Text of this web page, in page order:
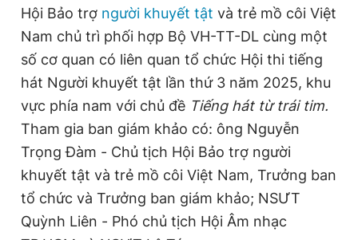
Tổng biên tập: Nguyễn Ngọc Toàn
Phó tổng biên tập thường trực: Hải Thành
Phó tổng biên tập: Trần Việt Hưng
Tổng thư ký tòa soạn: Đức Trung
Giấy phép xuất bản số 110/GP - BTTTT cấp ngày 24.3.2020
© 2003-2026 Bản quyền thuộc về Báo Thanh Niên. Cấm sao
chép dưới mọi hình thức nếu không có sự chấp thuận bằng văn
bản. Phát triển bởi ePi Technologies, JSC.
Hội Bảo trợ người khuyết tật và trẻ mồ côi Việt
Nam chủ trì phối hợp Bộ VH-TT-DL cùng một
số cơ quan có liên quan tổ chức Hội thi tiếng
hát Người khuyết tật lần thứ 3 năm 2025, khu
vực phía nam với chủ đề Tiếng hát từ trái tim.
Tham gia ban giám khảo có: ông Nguyễn
Trọng Đàm - Chủ tịch Hội Bảo trợ người
khuyết tật và trẻ mồ côi Việt Nam, Trưởng ban
tổ chức và Trưởng ban giám khảo; NSƯT
Quỳnh Liên - Phó chủ tịch Hội Âm nhạc